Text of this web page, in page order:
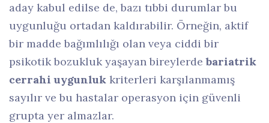
aday kabul edilse de, bazı tıbbi durumlar bu
uygunluğu ortadan kaldırabilir. Örneğin, aktif
bir madde bağımlılığı olan veya ciddi bir
psikotik bozukluk yaşayan bireylerdebariatrik
cerrahi uygunluk kriterleri karşılanmamış
sayılır ve bu hastalar operasyon için güvenli
grupta yer almazlar.